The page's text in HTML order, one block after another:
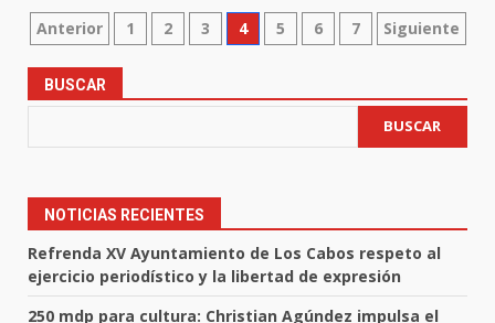
Paginación
de
entradas
Anterior 1 2 3 4 5 6 7 Siguiente
BUSCAR
BUSCAR
NOTICIAS RECIENTES
Refrenda XV Ayuntamiento de Los Cabos respeto al
ejercicio periodístico y la libertad de expresión
250 mdp para cultura: Christian Agúndez impulsa el